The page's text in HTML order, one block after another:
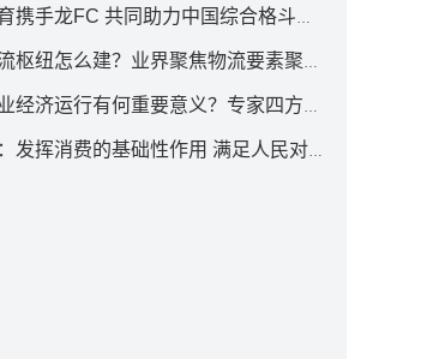
人民体育携手龙FC 共同助力中国综合格斗事业发展
国家物流枢纽怎么建？业界聚焦物流要素聚集方式创新
振作工业经济运行有何重要意义？专家四方面权威解读
姚景源：发挥消费的基础性作用 满足人民对美好生活向往